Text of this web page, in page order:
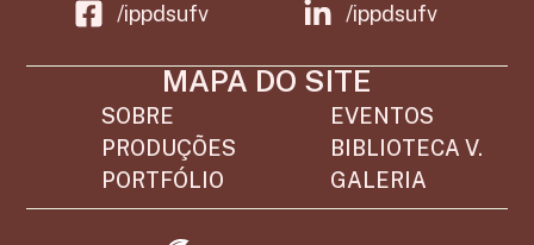
/ippdsufv
/ippdsufv
MAPA DO SITE
SOBRE
PRODUÇÕES
PORTFÓLIO
EVENTOS
BIBLIOTECA V.
GALERIA